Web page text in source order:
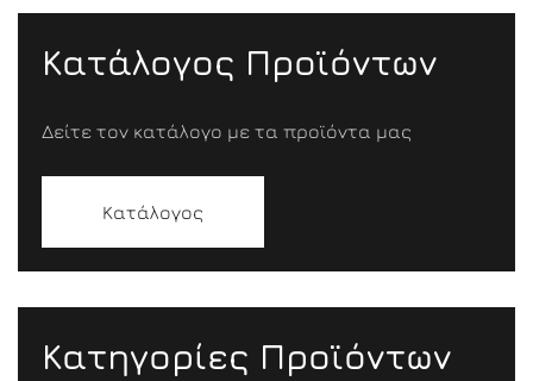
Κατάλογος Προϊόντων
Δείτε τον κατάλογο με τα προϊόντα μας
Κατάλογος
Κατηγορίες Προϊόντων